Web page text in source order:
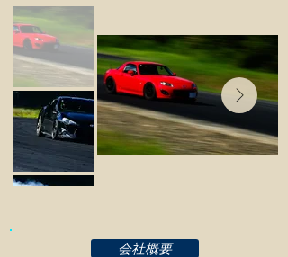
会社概要